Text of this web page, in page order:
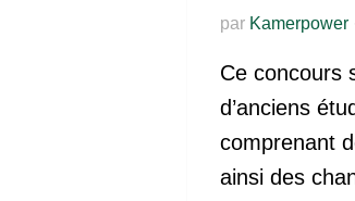
par Kamerpower
Ce concours
d’anciens
comprenant
ainsi des